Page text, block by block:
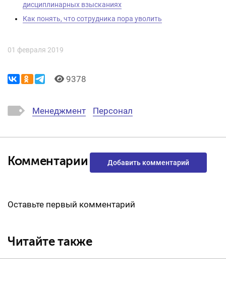
дисциплинарных взысканиях
Как понять, что сотрудника пора уволить
01 февраля 2019
9378
Менеджмент Персонал
Комментарии Добавить комментарий
Оставьте первый комментарий
Читайте также